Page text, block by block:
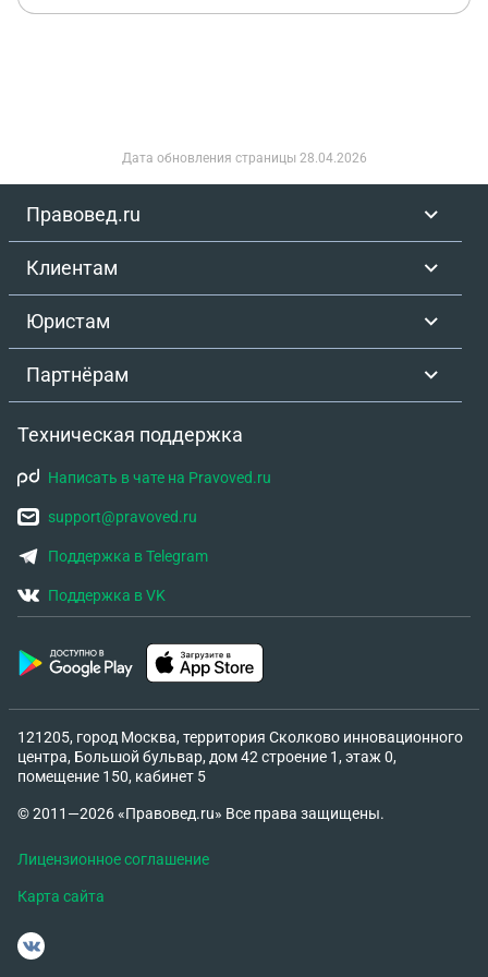
Дата обновления страницы 28.04.2026
Правовед.ru
Клиентам
Юристам
Партнёрам
Техническая поддержка
Написать в чате на Pravoved.ru
support@pravoved.ru
Поддержка в Telegram
Поддержка в VK
121205, город Москва, территория Сколково инновационного
центра, Большой бульвар, дом 42 строение 1, этаж 0,
помещение 150, кабинет 5
© 2011—2026 «Правовед.ru» Все права защищены.
Лицензионное соглашение
Карта сайта